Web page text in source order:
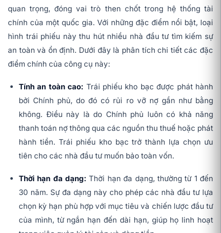
quan trọng, đóng vai trò then chốt trong hệ thống tài
chính của một quốc gia. Với những đặc điểm nổi bật, loại
hình trái phiếu này thu hút nhiều nhà đầu tư tìm kiếm sự
an toàn và ổn định. Dưới đây là phân tích chi tiết các đặc
điểm chính của công cụ này:
Tính an toàn cao: Trái phiếu kho bạc được phát hành
bởi Chính phủ, do đó có rủi ro vỡ nợ gần như bằng
không. Điều này là do Chính phủ luôn có khả năng
thanh toán nợ thông qua các nguồn thu thuế hoặc phát
hành tiền. Trái phiếu kho bạc trở thành lựa chọn ưu
tiên cho các nhà đầu tư muốn bảo toàn vốn.
Thời hạn đa dạng: Thời hạn đa dạng, thường từ 1 đến
30 năm. Sự đa dạng này cho phép các nhà đầu tư lựa
chọn kỳ hạn phù hợp với mục tiêu và chiến lược đầu tư
của mình, từ ngắn hạn đến dài hạn, giúp họ linh hoạt